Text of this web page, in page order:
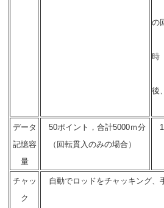
の
後
データ
記憶容
量
50ポイント，合計5000ｍ分
（回転貫入のみの場合）
チャッ
ク
自動でロッドをチャッキング、